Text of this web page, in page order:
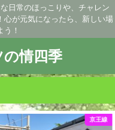
日常のほっこりや、チャレン
心が元気になったら、新しい場
う！
情四季